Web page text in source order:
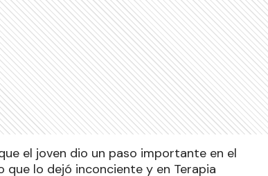
el joven dio un paso importante en el
lo dejó inconciente y en Terapia